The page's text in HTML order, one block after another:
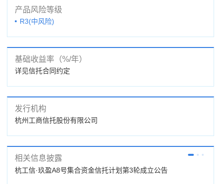
产品风险等级
R3(中风险)
基础收益率（%/年）
详见信托合同约定
发行机构
杭州工商信托股份有限公司
相关信息披露
杭工信·玖盈A8号集合资金信托计划第3轮成立公告